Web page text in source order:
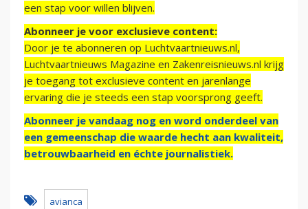
een stap voor willen blijven.
Abonneer je voor exclusieve content:
Door je te abonneren op Luchtvaartnieuws.nl,
Luchtvaartnieuws Magazine en Zakenreisnieuws.nl krijg
je toegang tot exclusieve content en jarenlange
ervaring die je steeds een stap voorsprong geeft.
Abonneer je vandaag nog en word onderdeel van
een gemeenschap die waarde hecht aan kwaliteit,
betrouwbaarheid en échte journalistiek.
avianca